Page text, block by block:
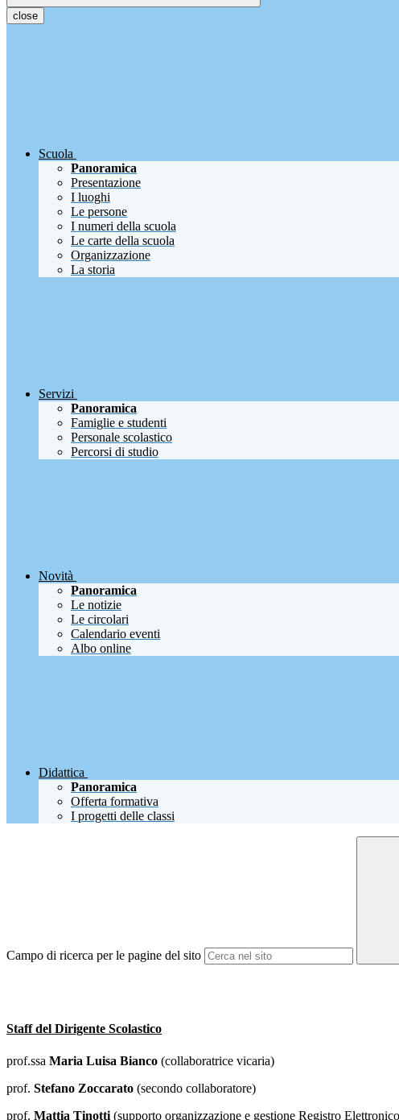
close
Scuola
Panoramica
Presentazione
I luoghi
Le persone
I numeri della scuola
Le carte della scuola
Organizzazione
La storia
Servizi
Panoramica
Famiglie e studenti
Personale scolastico
Percorsi di studio
Novità
Panoramica
Le notizie
Le circolari
Calendario eventi
Albo online
Didattica
Panoramica
Offerta formativa
I progetti delle classi
Campo di ricerca per le pagine del sito
Staff del Dirigente Scolastico
prof.ssa Maria Luisa Bianco (collaboratrice vicaria)
prof. Stefano Zoccarato (secondo collaboratore)
prof. Mattia Tinotti (supporto organizzazione e gestione Registro